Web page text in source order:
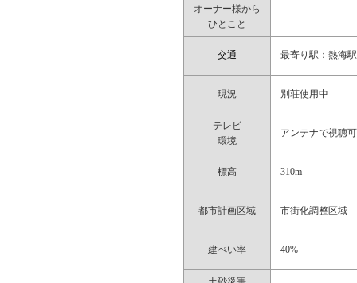
オーナー様から
ひとこと
交通 最寄り駅：熱
現況 別荘使用中
テレビ
環境
アンテナで視聴
標高 310m
都市計画区域 市街化調整区域
建ぺい率 40%